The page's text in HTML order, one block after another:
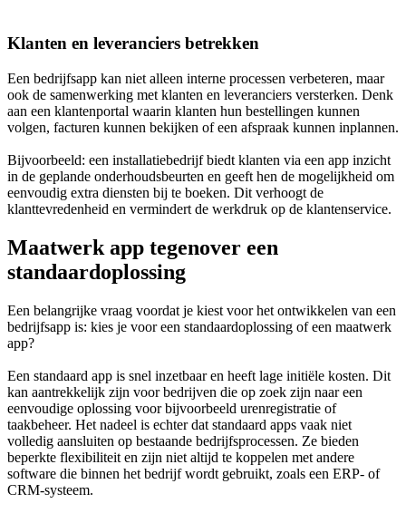
Klanten en leveranciers betrekken
Een bedrijfsapp kan niet alleen interne processen verbeteren, maar
ook de samenwerking met klanten en leveranciers versterken. Denk
aan een klantenportal waarin klanten hun bestellingen kunnen
volgen, facturen kunnen bekijken of een afspraak kunnen inplannen.
Bijvoorbeeld: een installatiebedrijf biedt klanten via een app inzicht
in de geplande onderhoudsbeurten en geeft hen de mogelijkheid om
eenvoudig extra diensten bij te boeken. Dit verhoogt de
klanttevredenheid en vermindert de werkdruk op de klantenservice.
Maatwerk app tegenover een
standaardoplossing
Een belangrijke vraag voordat je kiest voor het ontwikkelen van een
bedrijfsapp is: kies je voor een standaardoplossing of een maatwerk
app?
Een standaard app is snel inzetbaar en heeft lage initiële kosten. Dit
kan aantrekkelijk zijn voor bedrijven die op zoek zijn naar een
eenvoudige oplossing voor bijvoorbeeld urenregistratie of
taakbeheer. Het nadeel is echter dat standaard apps vaak niet
volledig aansluiten op bestaande bedrijfsprocessen. Ze bieden
beperkte flexibiliteit en zijn niet altijd te koppelen met andere
software die binnen het bedrijf wordt gebruikt, zoals een ERP- of
CRM-systeem.